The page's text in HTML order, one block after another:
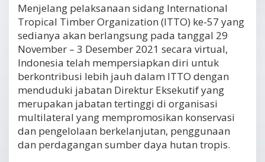
Menjelang pelaksanaan sidang International
Tropical Timber Organization (ITTO) ke-57 yang
sedianya akan berlangsung pada tanggal 29
November – 3 Desember 2021 secara virtual,
Indonesia telah mempersiapkan diri untuk
berkontribusi lebih jauh dalam ITTO dengan
menduduki jabatan Direktur Eksekutif yang
merupakan jabatan tertinggi di organisasi
multilateral yang mempromosikan konservasi
dan pengelolaan berkelanjutan, penggunaan
dan perdagangan sumber daya hutan tropis.